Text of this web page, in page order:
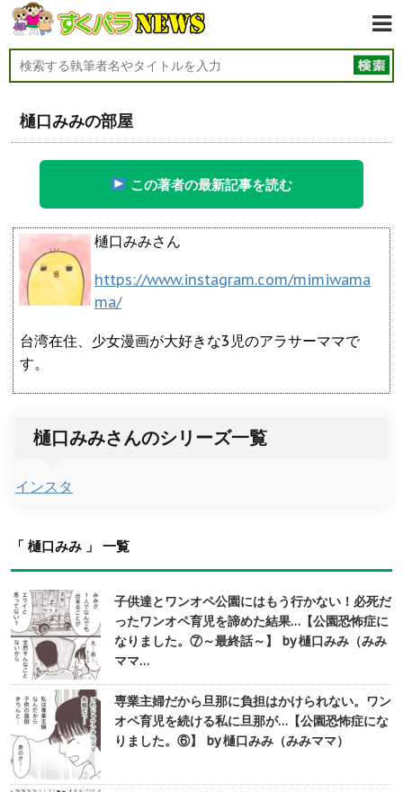
樋口みみの部屋
この著者の最新記事を読む
樋口みみさん
https://www.instagram.com/mimiwama
ma/
台湾在住、少女漫画が大好きな3児のアラサーママで
す。
樋口みみさんのシリーズ一覧
インスタ
「 樋口みみ 」 一覧
子供達とワンオペ公園にはもう行かない！必死だ
ったワンオペ育児を諦めた結果…【公園恐怖症に
なりました。⑦～最終話～】 by 樋口みみ（みみ
ママ…
専業主婦だから旦那に負担はかけられない。ワン
オペ育児を続ける私に旦那が…【公園恐怖症にな
りました。⑥】 by 樋口みみ（みみママ）